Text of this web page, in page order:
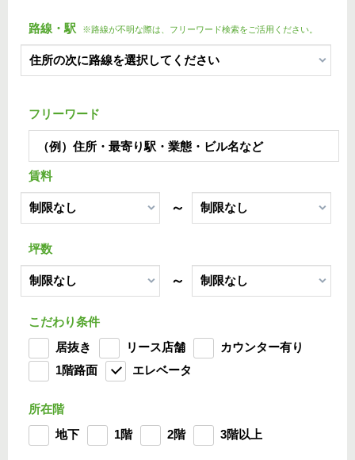
路線・駅 ※路線が不明な際は、フリーワード検索をご活用ください。
フリーワード
賃料
～
坪数
～
こだわり条件
居抜き
リース店舗
カウンター有り
1階路面
エレベータ
所在階
地下
1階 2階 3階以上